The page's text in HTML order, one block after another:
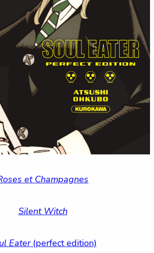
et Champagnes
Silent Witch
Eater(perfect edition)